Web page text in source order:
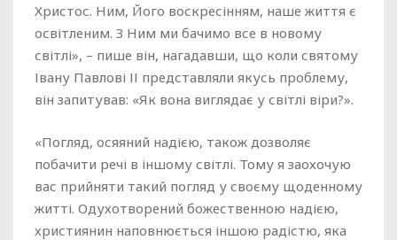
Христос. Ним, Його воскресінням, наше життя є
освітленим. З Ним ми бачимо все в новому
світлі», – пише він, нагадавши, що коли святому
Івану Павлові ІІ представляли якусь проблему,
він запитував: «Як вона виглядає у світлі віри?».
«Погляд, осяяний надією, також дозволяє
побачити речі в іншому світлі. Тому я заохочую
вас прийняти такий погляд у своєму щоденному
житті. Одухотворений божественною надією,
християнин наповнюється іншою радістю, яка